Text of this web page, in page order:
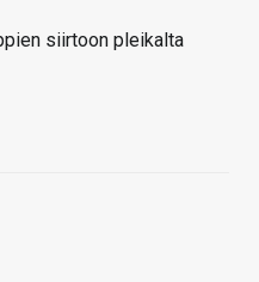
siirtoon pleikalta